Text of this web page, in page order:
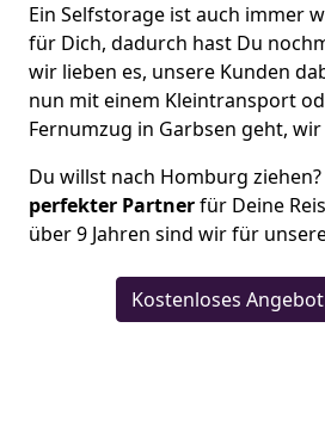
Ein Selfstorage ist auch immer
für Dich, dadurch hast Du
wir lieben es, unsere Kunden
nun mit einem Kleintransport
Fernumzug in Garbsen geht,
Du willst nach Homburg ziehen?
perfekter Partnerfür Deine
über 9 Jahren sind wir für
Kostenloses